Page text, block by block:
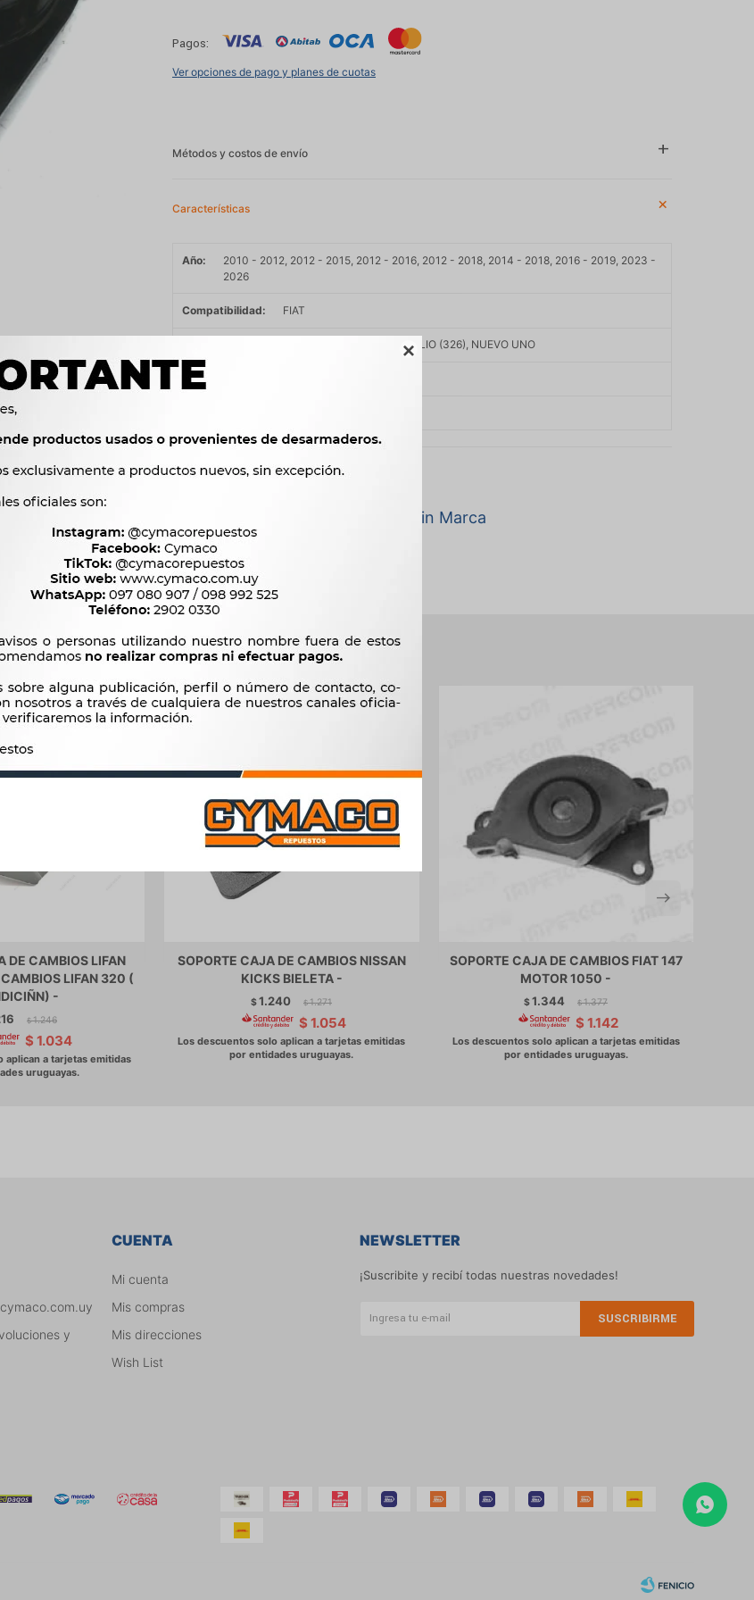

Pagos:
Ver opciones de pago y planes de cuotas
Métodos y costos de envío
Características
Año
2010 - 2012, 2012 - 2015, 2012 - 2016, 2012 - 2018, 2014 - 2018, 2016 - 2019, 2023 -
2026
Compatibilidad FIAT
FIORINO, GRAND SIENA, NUEVO PALIO (326), NUEVO UNO
Motor
   
Ver mas productos de la marca Sin Marca
que te pueden interesar
DE CAMBIOS LIFAN
LIFAN 320 (
-
$ 1.246
$ 1.034
SOPORTE CAJA DE CAMBIOS NISSAN
KICKS BIELETA -
$1.240 $ 1.271
$ 1.054
SOPORTE CAJA DE CAMBIOS FIAT 147
MOTOR 1050 -
$1.344 $ 1.377
$ 1.142
y
CUENTA
Mi cuenta
Mis compras
Mis direcciones
Wish List
NEWSLETTER
¡Suscribite y recibí todas nuestras novedades!
SUSCRIBIRME